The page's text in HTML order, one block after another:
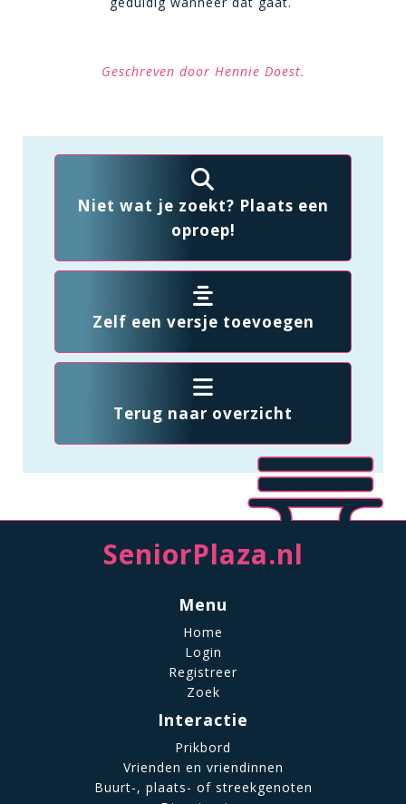
Geschreven door Hennie Doest.
Niet wat je zoekt? Plaats een
oproep!
Zelf een versje toevoegen
Terug naar overzicht
SeniorPlaza.nl
Menu
Home
Login
Registreer
Zoek
Interactie
Prikbord
Vrienden en vriendinnen
Buurt-, plaats- of streekgenoten